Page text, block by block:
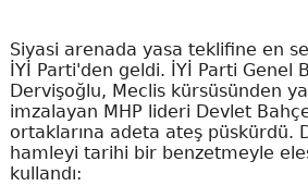
Siyasi arenada yasa teklifine en
İYİ Parti'den geldi. İYİ Parti Genel
Dervişoğlu, Meclis kürsüsünden
imzalayan MHP lideri Devlet
ortaklarına adeta ateş püskürdü.
hamleyi tarihi bir benzetmeyle
kullandı: